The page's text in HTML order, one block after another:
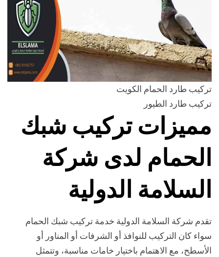
تركيب طارد الحمام الكويت
تركيب طارد الطيور
مميزات تركيب شبك
الحمام لدى شركة
السلامة الدولية
تقدم شركة السلامة الدولية خدمة تركيب شبك الحمام
سواء كان التركيب للنوافذ أو الشرفات أو المناور أو
الأسطح، مع الاهتمام باختيار خامات مناسبة، وتتمثل